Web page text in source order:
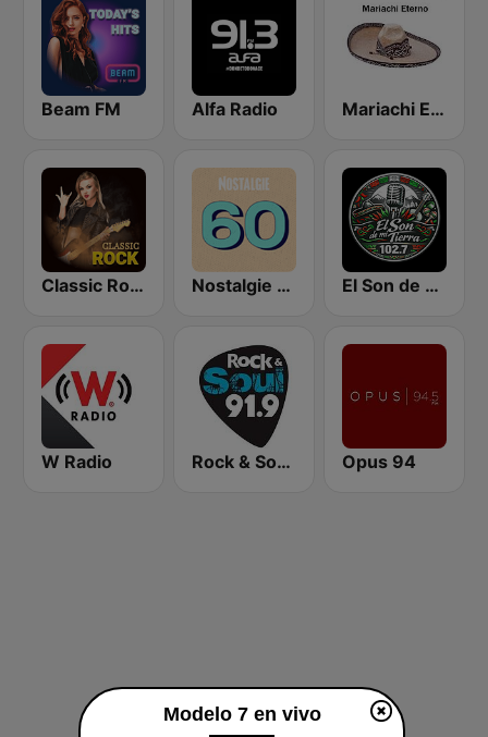
Beam FM Alfa Radio Mariachi Eterno
Classic Rock Station Nostalgie 60 El Son de Mi Tierra
W Radio Rock & Soul 91.9 FM Opus 94
Modelo 7 en vivo